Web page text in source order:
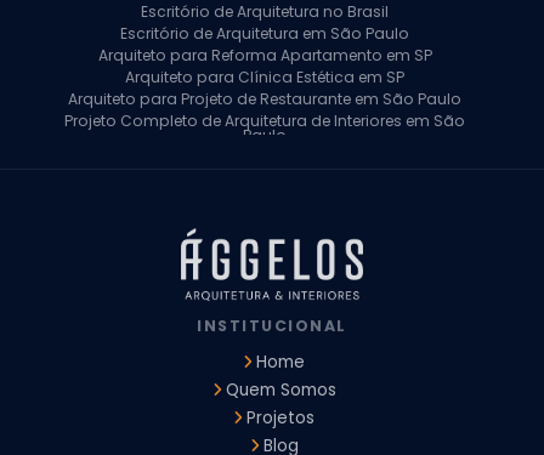
Escritório de Arquitetura no Brasil
Escritório de Arquitetura em São Paulo
Arquiteto para Reforma Apartamento em SP
Arquiteto para Clínica Estética em SP
Arquiteto para Projeto de Restaurante em São Paulo
Projeto Completo de Arquitetura de Interiores em São
Paulo
Arquiteto para Projeto Comercial em São Paulo
Arquiteto Comercial
Arquiteto para Reforma de Apartamento
Arquiteto para Reforma Residencial
Arquitetura para Reforma de Casas
Design de Interiores Apartamentos
Design de Interiores Residencial
Empresa de Arquitetura e Design
Empresas de Arquitetura e Design de Interiores
INSTITUCIONAL
Home
Quem Somos
Projetos
Blog